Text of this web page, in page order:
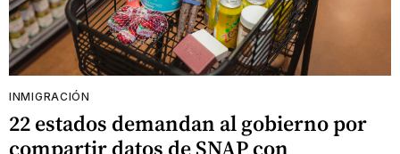
INMIGRACIÓN
22 estados demandan al gobierno por